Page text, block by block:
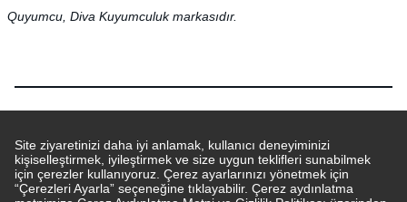
Quyumcu, Diva Kuyumculuk markasıdır.